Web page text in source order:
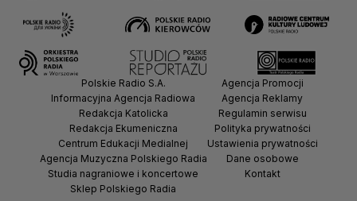
Polskie Radio S.A.
Informacyjna Agencja Radiowa
Redakcja Katolicka
Redakcja Ekumeniczna
Centrum Edukacji Medialnej
Agencja Muzyczna Polskiego Radia
Studia nagraniowe i koncertowe
Sklep Polskiego Radia
Agencja Promocji
Agencja Reklamy
Regulamin serwisu
Polityka prywatności
Ustawienia prywatności
Dane osobowe
Kontakt